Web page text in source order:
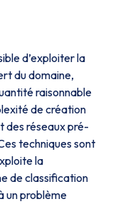
d’exploiter la
du domaine,
raisonnable
de création
des réseaux pré-
techniques sont
la
de classification
un problème